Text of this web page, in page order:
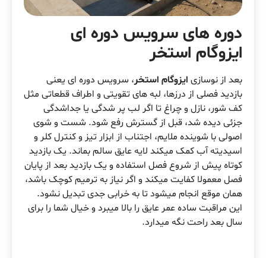
دوره های سرویس دوره ای
ایزوگام استخر
بعد از نوسازی ایزوگام استخر، سرویس دوره ای یعنی
بازدید فصلی از درزها، لبه های تقویتی و اطراف قطعاتی مثل
کف شور، نازل و چراغ تا اگر لب پر شدگی یا جداشدگی
جزئی دیده شد، قبل از گسترش رفع شود. شست و شوی
اصولی با شوینده ملایم، اجتناب از ابزار تیز و کنترل کلر و
اسیدیته آب کمک میکند لایه عایق سالم بماند. یک بازدید
کوتاه پیش از شروع فصل استفاده و یک بازدید بعد از پایان
فصل معمولا کفایت میکند و اگر نیاز به ترمیم کوچک باشد،
همان موقع انجام میشود تا به خرابی جدی تبدیل نشود.
این مراقبت ساده عمر عایق را بالا میبرد و خیال شما را برای
سال بعد راحت نگه میدارد.